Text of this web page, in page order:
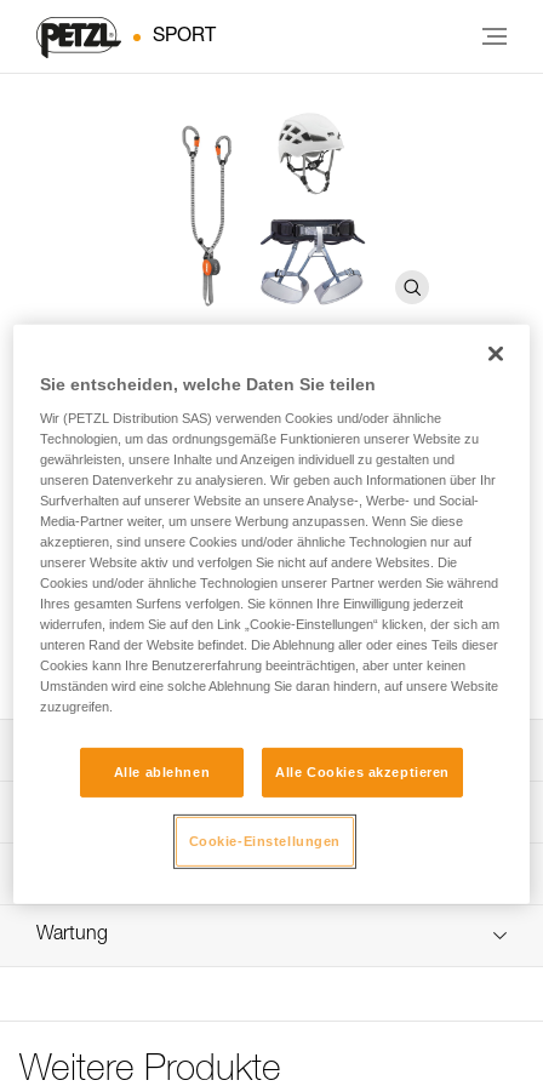
SPORT
KIT VIA FERRATA VERTIGO
Klettersteig-Komplettset bestehend aus einem SCORPIO
VERTIGO-Verbindungsmittel, einem CORAX-Klettergurt
und einem BOREO-Helm
Ein Klassiker für schwindelerregende Klettersteig-Abenteuer!
Das KIT VIA FERRATA VERTIGO beinhaltet ein sehr leichtes
und kompaktes SCORPIO VERTIGO-Verbindungsmittel,
einen vollständig einstellbaren CORAX-Klettergurt und einen
BOREO-Helm.
Leistungsverzeichnis
Klettersteig-Komplettset bestehend aus:
- Einem CORAX-Klettergurt (grau, Größe 1 oder 2).
SCORPIO VERTIGO-Verbindungsmittel für Klettersteige:
- Hüftgurt und Beinschlaufen lassen sich mithilfe der
Technische Spezifikationen
Zugrundeliegende Spezifikationen
Größe : 1
Verpackung : 1
Technische Informationen
Das PDF herunterladen technical-notice-BOREO-2
Das PDF herunterladen technical-notice-CORAX-6
Das PDF herunterladen Maintenance tips
Das PDF herunterladen Maintenance tips
Wartung
Weitere Produkte
Sie entscheiden, welche Daten Sie teilen
Wir (PETZL Distribution SAS) verwenden Cookies und/oder ähnliche
Technologien, um das ordnungsgemäße Funktionieren unserer Website zu
gewährleisten, unsere Inhalte und Anzeigen individuell zu gestalten und
unseren Datenverkehr zu analysieren. Wir geben auch Informationen über Ihr
Surfverhalten auf unserer Website an unsere Analyse-, Werbe- und Social-
Media-Partner weiter, um unsere Werbung anzupassen. Wenn Sie diese
akzeptieren, sind unsere Cookies und/oder ähnliche Technologien nur auf
unserer Website aktiv und verfolgen Sie nicht auf andere Websites. Die
Cookies und/oder ähnliche Technologien unserer Partner werden Sie während
Ihres gesamten Surfens verfolgen. Sie können Ihre Einwilligung jederzeit
widerrufen, indem Sie auf den Link „Cookie-Einstellungen“ klicken, der sich am
unteren Rand der Website befindet. Die Ablehnung aller oder eines Teils dieser
Cookies kann Ihre Benutzererfahrung beeinträchtigen, aber unter keinen
Umständen wird eine solche Ablehnung Sie daran hindern, auf unsere Website
zuzugreifen.
Alle ablehnen Alle Cookies akzeptieren
Cookie-Einstellungen